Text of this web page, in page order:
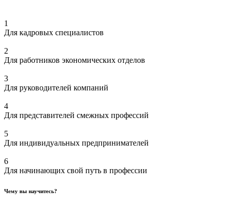
1
Для кадровых специалистов
2
Для работников экономических отделов
3
Для руководителей компаний
4
Для представителей смежных профессий
5
Для индивидуальных предпринимателей
6
Для начинающих свой путь в профессии
Чему вы научитесь?